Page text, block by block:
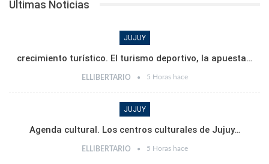
Últimas Noticias
JUJUY
crecimiento turístico. El turismo deportivo, la apuesta…
ELLIBERTARIO 5 Horas hace
JUJUY
Agenda cultural. Los centros culturales de Jujuy…
ELLIBERTARIO 5 Horas hace